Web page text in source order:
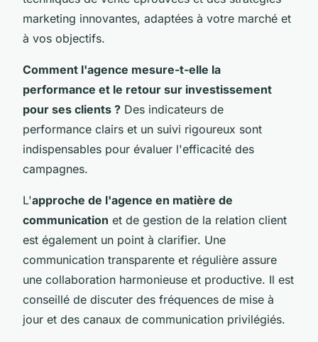
marketing innovantes, adaptées à votre marché et
à vos objectifs.
Comment l'agence mesure-t-elle la
performance et le retour sur investissement
pour ses clients ? Des indicateurs de
performance clairs et un suivi rigoureux sont
indispensables pour évaluer l'efficacité des
campagnes.
L'approche de l'agence en matière de
communication et de gestion de la relation client
est également un point à clarifier. Une
communication transparente et régulière assure
une collaboration harmonieuse et productive. Il est
conseillé de discuter des fréquences de mise à
jour et des canaux de communication privilégiés.